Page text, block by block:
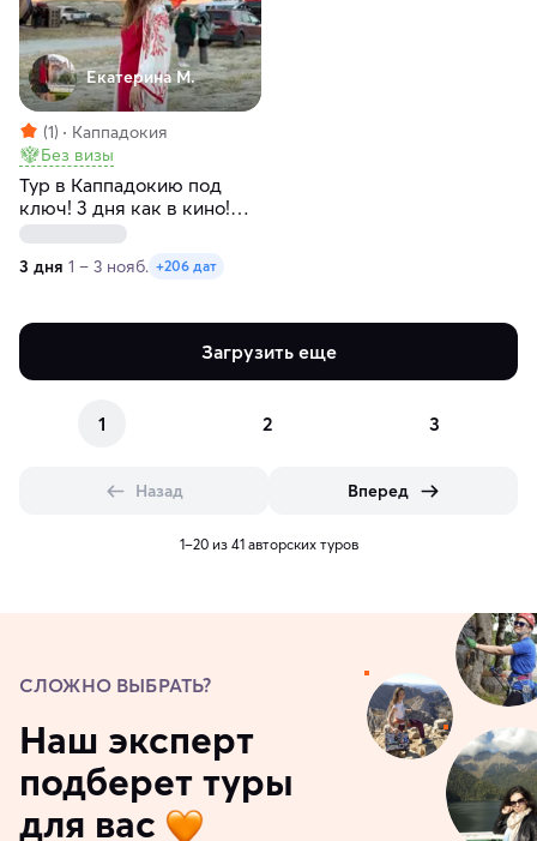
Екатерина М.
(1)
Каппадокия
Без визы
Тур в Каппадокию под
ключ! 3 дня как в кино!
Любые даты
3 дня 1 – 3 нояб. +206 дат
Загрузить еще
1 2 3
Назад Вперед
1–20 из 41 авторских туров
СЛОЖНО ВЫБРАТЬ?
Наш эксперт
подберет туры
для вас